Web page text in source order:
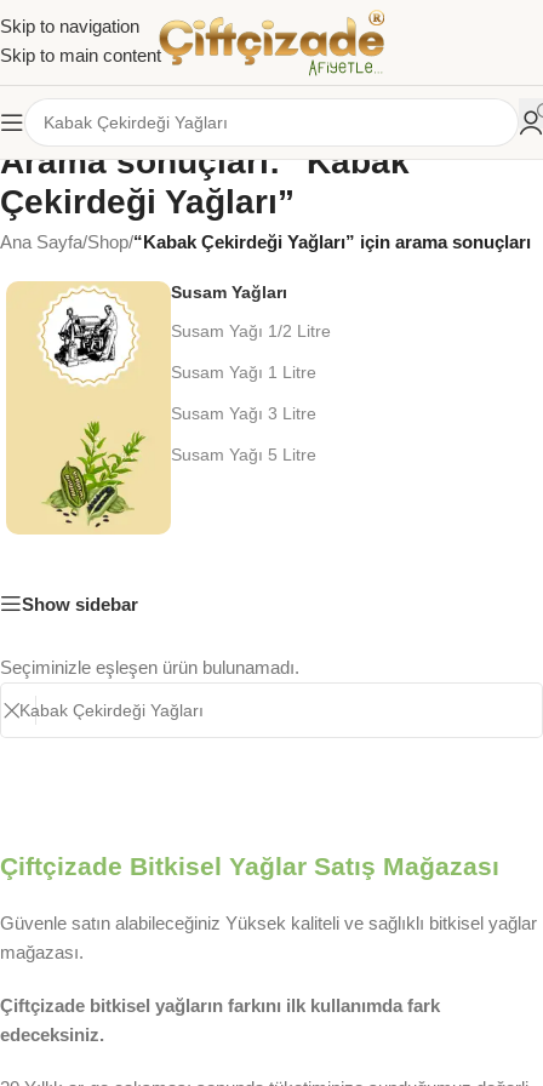
Skip to navigation
Skip to main content
Arama sonuçları: “Kabak
Çekirdeği Yağları”
Ana Sayfa/Shop/“Kabak Çekirdeği Yağları” için arama sonuçları
Susam Yağları
Susam Yağı 1/2 Litre
Susam Yağı 1 Litre
Susam Yağı 3 Litre
Susam Yağı 5 Litre
Show sidebar
Seçiminizle eşleşen ürün bulunamadı.
Çiftçizade Bitkisel Yağlar Satış Mağazası
Güvenle satın alabileceğiniz Yüksek kaliteli ve sağlıklı bitkisel yağlar
mağazası.
Çiftçizade bitkisel yağların farkını ilk kullanımda fark
edeceksiniz.